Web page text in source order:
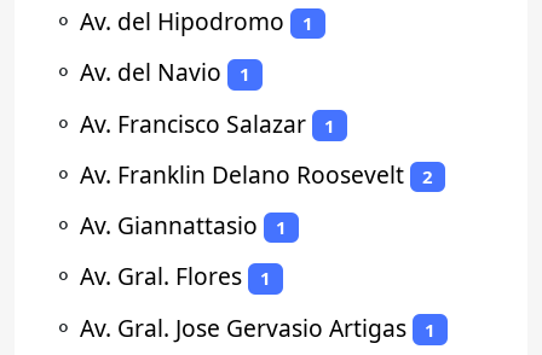
⚬ Av. del Hipodromo 1
⚬ Av. del Navio 1
⚬ Av. Francisco Salazar 1
⚬ Av. Franklin Delano Roosevelt 2
⚬ Av. Giannattasio 1
⚬ Av. Gral. Flores 1
⚬ Av. Gral. Jose Gervasio Artigas 1